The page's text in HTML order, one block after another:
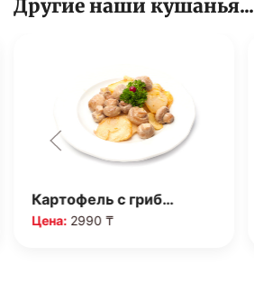
Другие наши кушанья...
Картофель с гриб…
Цена: 2990 ₸